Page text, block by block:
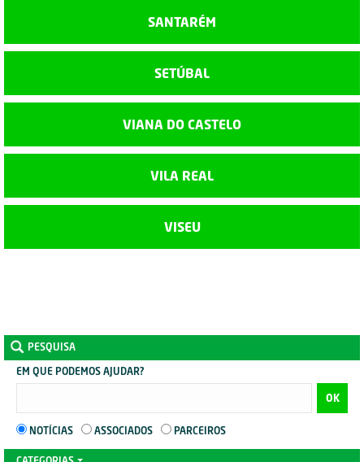
SANTARÉM
SETÚBAL
VIANA DO CASTELO
VILA REAL
VISEU
PESQUISA
EM QUE PODEMOS AJUDAR?
OK
NOTÍCIAS ASSOCIADOS PARCEIROS